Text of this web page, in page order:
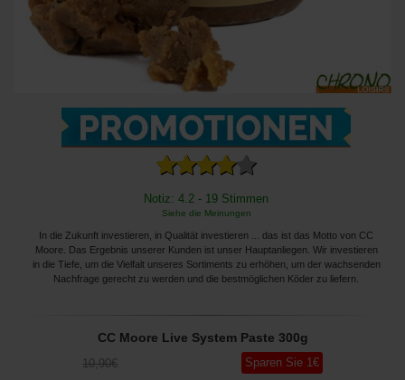
Notiz: 4.2 - 19 Stimmen
Siehe die Meinungen
In die Zukunft investieren, in Qualität investieren ... das ist das Motto von CC
Moore. Das Ergebnis unserer Kunden ist unser Hauptanliegen. Wir investieren
in die Tiefe, um die Vielfalt unseres Sortiments zu erhöhen, um der wachsenden
Nachfrage gerecht zu werden und die bestmöglichen Köder zu liefern.
CC Moore Live System Paste 300g
10,90€ Sparen Sie 1€